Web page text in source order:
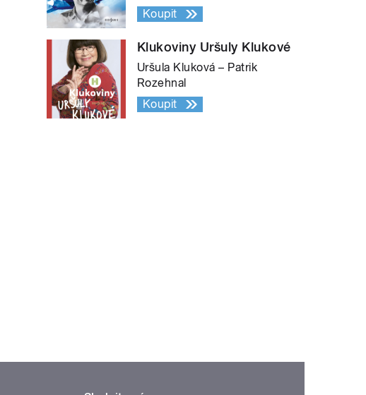
Koupit
Klukoviny Uršuly Klukové
Uršula Kluková – Patrik
Rozehnal
Koupit